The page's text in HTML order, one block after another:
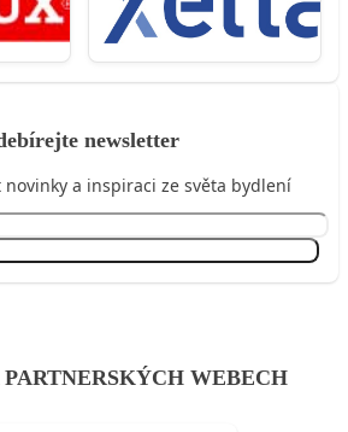
newsletter
a inspiraci ze světa bydlení
WEBECH